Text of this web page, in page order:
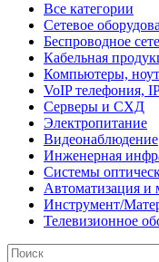
Все категории
Сетевое
Беспроводное
Кабельная
Компьютеры,
VoIP телефония,
Серверы и СХД
Электропитание
Видеонаблюдение
Инженерная
Системы
Автоматизация и
Инструмент/
Телевизионное